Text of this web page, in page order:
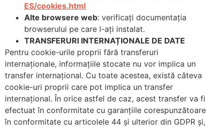
ES/cookies.html
Alte browsere web: verificați documentația
browserului pe care l-ați instalat.
TRANSFERURI INTERNAȚIONALE DE DATE
Pentru cookie-urile proprii fără transferuri
internaționale, informațiile stocate nu vor implica un
transfer internațional. Cu toate acestea, există câteva
cookie-uri proprii care pot implica un transfer
internațional. În orice astfel de caz, acest transfer va fi
efectuat în conformitate cu garanțiile corespunzătoare
în conformitate cu articolele 44 și ulterior din GDPR și,